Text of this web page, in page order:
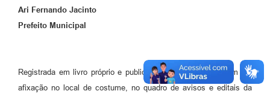
Ari Fernando Jacinto
Prefeito Municipal
Registrada em livro próprio e publicado no D.O.M. e também por
afixação no local de costume, no quadro de avisos e editais da